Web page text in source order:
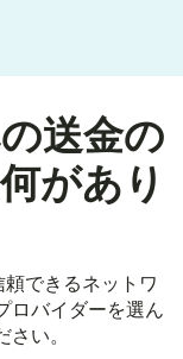
送金の
があり
できるネットワ
ロバイダーを選ん
さい。